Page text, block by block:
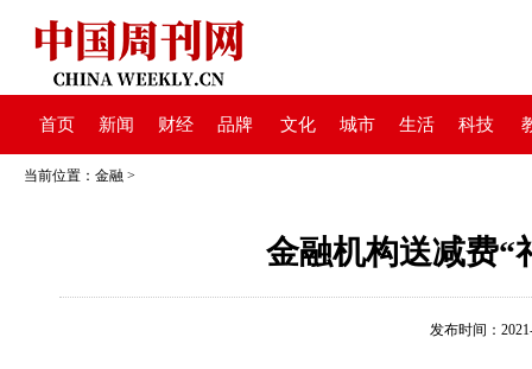
首页 新闻 财经 品牌 文化 城市 生活 科技
当前位置： 金融 >
金融机构送减费“
发布时间：